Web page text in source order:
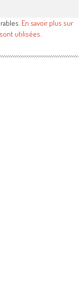
En savoir plus sur
utilisées.